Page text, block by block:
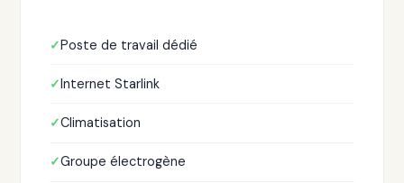
Poste de travail dédié
Internet Starlink
Climatisation
Groupe électrogène